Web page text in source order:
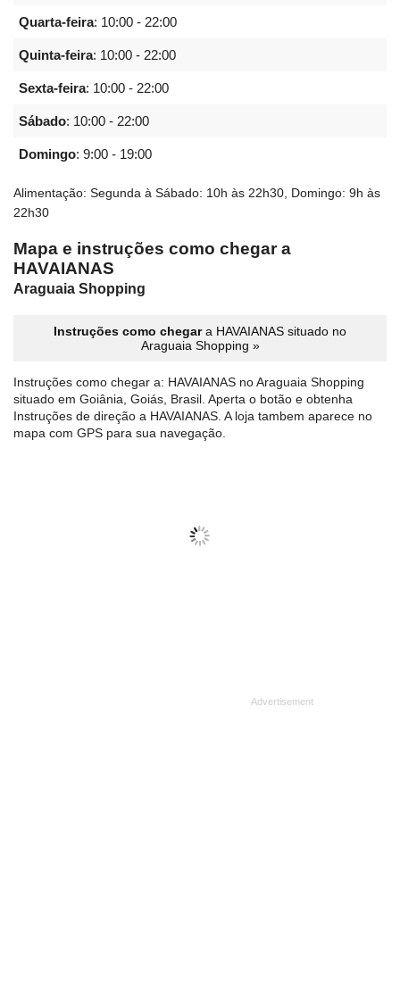
Quarta-feira: 10:00 - 22:00
Quinta-feira: 10:00 - 22:00
Sexta-feira: 10:00 - 22:00
Sábado: 10:00 - 22:00
Domingo: 9:00 - 19:00
Alimentação: Segunda à Sábado: 10h às 22h30, Domingo: 9h às
22h30
Mapa e instruções como chegar a
HAVAIANAS
Araguaia Shopping
Instruções como chegara HAVAIANAS situado no
Araguaia Shopping »
Instruções como chegar a: HAVAIANAS no Araguaia Shopping
situado em Goiânia, Goiás, Brasil. Aperta o botão e obtenha
Instruções de direção a HAVAIANAS. A loja tambem aparece no
mapa com GPS para sua navegação.